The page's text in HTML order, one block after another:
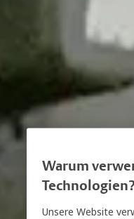
Warum
Unsere Website